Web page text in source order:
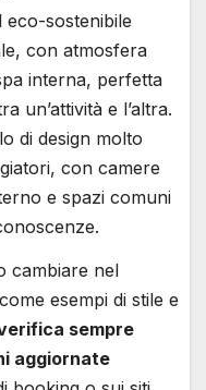
eco-sostenibile
con atmosfera
interna, perfetta
un’attività e l’altra.
di design molto
con camere
e spazi comuni
cambiare nel
esempi di stile e
sempre
aggiornate